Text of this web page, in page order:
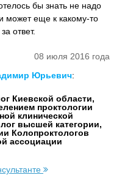
бы знать не надо
может еще к какому-то
ответ.
08 июля 2016 года
Юрьевич:
Киевской области,
проктологии
клинической
высшей категории,
Колопроктологов
ассоциации